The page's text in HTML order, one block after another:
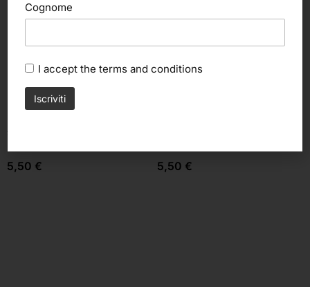
5,50 € 5,50 €
Cognome
I accept the terms and conditions